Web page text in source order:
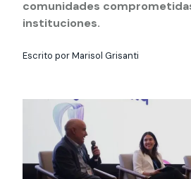
cursos
estadías
Te puede
interesar:
International
interesar:
2025
vinculación con la
sociedad
intercambio
interesar:
Uandes
comunidades
instituciones.
Escrito por Marisol Grisanti